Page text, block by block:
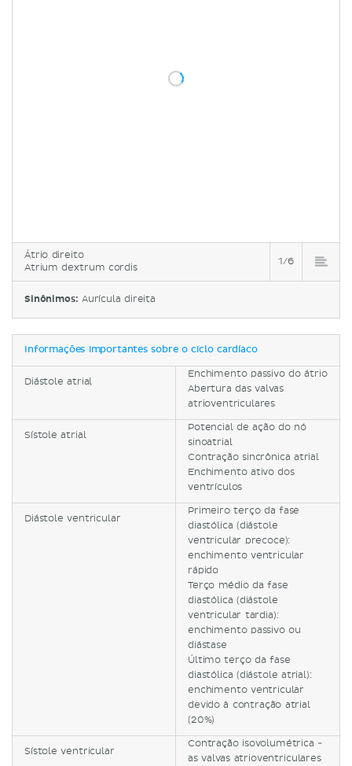
Átrio direito
Atrium dextrum cordis
1/6
Sinônimos: Aurícula direita
Informações importantes sobre o ciclo cardíaco
Diástole atrial
Enchimento passivo do átrio
Abertura das valvas
atrioventriculares
Sístole atrial
Potencial de ação do nó
sinoatrial
Contração sincrônica atrial
Enchimento ativo dos
ventrículos
Diástole ventricular
Primeiro terço da fase
diastólica (diástole
ventricular precoce):
enchimento ventricular
rápido
Terço médio da fase
diastólica (diástole
ventricular tardia):
enchimento passivo ou
diástase
Último terço da fase
diastólica (diástole atrial):
enchimento ventricular
devido à contração atrial
(20%)
Sístole ventricular
Contração isovolumétrica -
as valvas atrioventriculares